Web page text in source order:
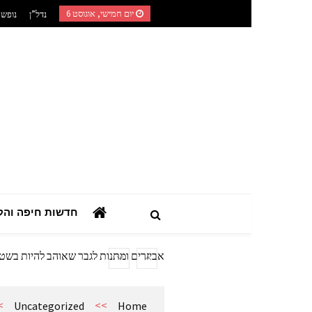
יום חמישי, אוגוסט 6 נדל”ן נופש
חדשות חיפה
מתנות מהיציע: המדריך לרכישת ציוד
אביזרים ומתנות לגבר שאוהב להיות
Home
>>
Uncategorized